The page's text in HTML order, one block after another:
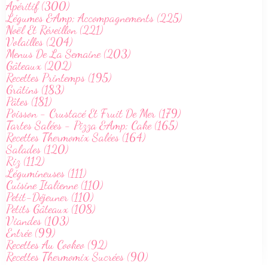
Apéritif (300)
Légumes &Amp; Accompagnements (225)
Noël Et Réveillon (221)
Volailles (204)
Menus De La Semaine (203)
Gâteaux (202)
Recettes Printemps (195)
Grâtins (183)
Pâtes (181)
Poisson - Crustacé Et Fruit De Mer (179)
Tartes Salées - Pizza &Amp; Cake (165)
Recettes Thermomix Salées (164)
Salades (120)
Riz (112)
Légumineuses (111)
Cuisine Italienne (110)
Petit-Déjeuner (110)
Petits Gâteaux (108)
Viandes (103)
Entrée (99)
Recettes Au Cookeo (92)
Recettes Thermomix Sucrées (90)